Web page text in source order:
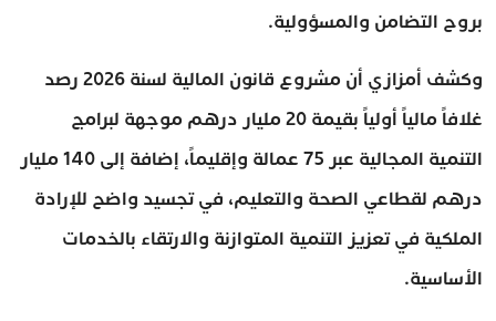
بروح التضامن والمسؤولية.
وكشف أمزازي أن مشروع قانون المالية لسنة 2026 رصد
غلافاً مالياً أولياً بقيمة 20 مليار درهم موجهة لبرامج
التنمية المجالية عبر 75 عمالة وإقليماً، إضافة إلى 140 مليار
درهم لقطاعي الصحة والتعليم، في تجسيد واضح للإرادة
الملكية في تعزيز التنمية المتوازنة والارتقاء بالخدمات
الأساسية.